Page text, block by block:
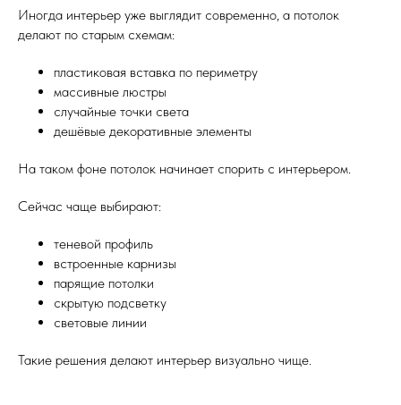
Иногда интерьер уже выглядит современно, а потолок
делают по старым схемам:
пластиковая вставка по периметру
массивные люстры
случайные точки света
дешёвые декоративные элементы
На таком фоне потолок начинает спорить с интерьером.
Сейчас чаще выбирают:
теневой профиль
встроенные карнизы
парящие потолки
скрытую подсветку
световые линии
Такие решения делают интерьер визуально чище.